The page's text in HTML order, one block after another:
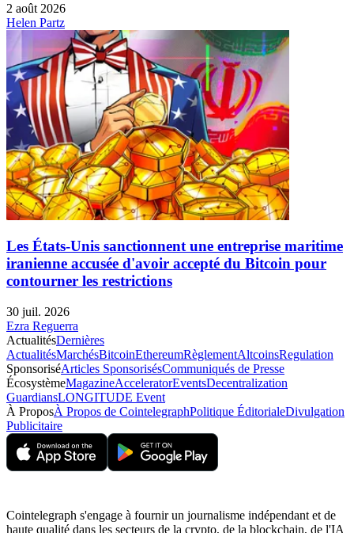
2 août 2026
Helen Partz
Les États-Unis sanctionnent une entreprise maritime
iranienne accusée d'avoir accepté du Bitcoin pour
contourner les restrictions
30 juil. 2026
Ezra Reguerra
ActualitésDernières
ActualitésMarchésBitcoinEthereumRèglementAltcoinsRegulation
SponsoriséArticles SponsorisésCommuniqués de Presse
ÉcosystèmeMagazineAcceleratorEventsDecentralization
GuardiansLONGITUDE Event
À ProposÀ Propos de CointelegraphPolitique ÉditorialeDivulgation
Publicitaire
Cointelegraph s'engage à fournir un journalisme indépendant et de
haute qualité dans les secteurs de la crypto, de la blockchain, de l'IA